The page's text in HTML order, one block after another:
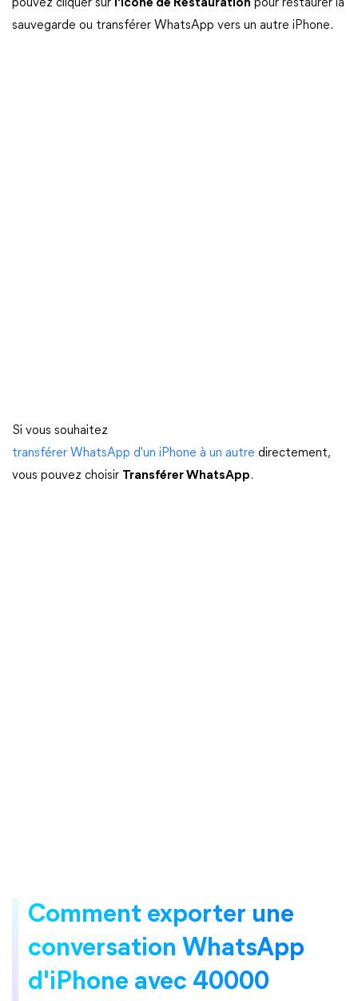
pouvez cliquer sur l'icône de Restauration pour restaurer la
sauvegarde ou transférer WhatsApp vers un autre iPhone.
Si vous souhaitez
transférer WhatsApp d'un iPhone à un autre directement,
vous pouvez choisir Transférer WhatsApp.
Comment exporter une
conversation WhatsApp
d'iPhone avec 40000